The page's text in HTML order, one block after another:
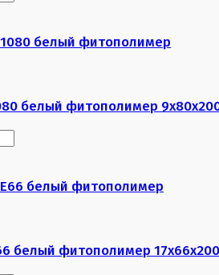
белый фитополимер
белый фитополимер